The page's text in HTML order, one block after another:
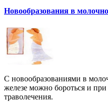
Новообразования в
С новообразованиями в
железе можно бороться и
траволечения.